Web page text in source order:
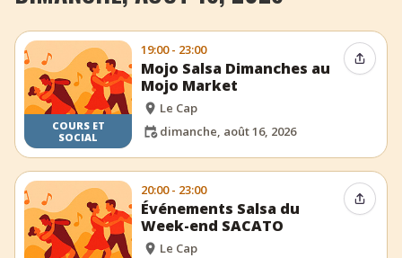
COURS ET
SOCIAL
19:00 - 23:00
Mojo Salsa Dimanches au
Mojo Market
Le Cap
dimanche, août 16, 2026
20:00 - 23:00
Événements Salsa du
Week-end SACATO
Le Cap